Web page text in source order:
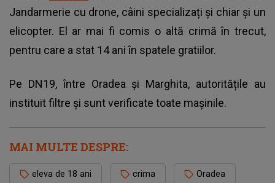
Jandarmerie cu drone, câini specializați și chiar și un
elicopter. El ar mai fi comis o altă crimă în trecut,
pentru care a stat 14 ani în spatele gratiilor.
Pe DN19, între Oradea și Marghita, autoritățile au
instituit filtre și sunt verificate toate mașinile.
MAI MULTE DESPRE:
eleva de 18 ani crima Oradea